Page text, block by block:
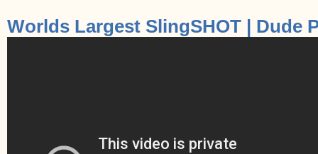
Worlds Largest SlingSHOT | Dude